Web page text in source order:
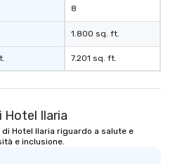
8
1.800 sq. ft.
7.201 sq. ft.
Hotel Ilaria
Hotel Ilaria riguardo a salute e
e inclusione.